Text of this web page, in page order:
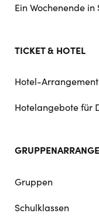
Ein Wochenende
TICKET & HOTEL
Hotel-
Hotelangebote für
Gruppen
Schulklassen